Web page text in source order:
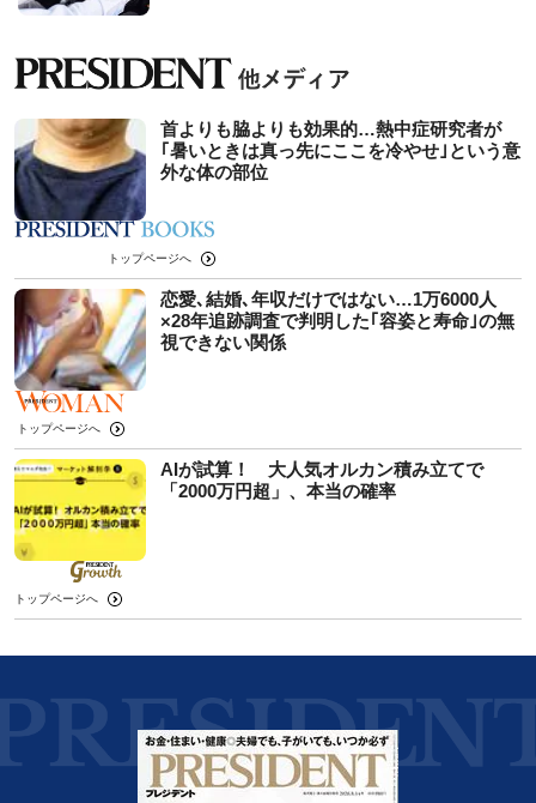
首よりも脇よりも効果的…熱中症研究者が
｢暑いときは真っ先にここを冷やせ｣という意
外な体の部位
トップページへ
恋愛､結婚､年収だけではない…1万6000人
×28年追跡調査で判明した｢容姿と寿命｣の無
視できない関係
トップページへ
AIが試算！ 大人気オルカン積み立てで
「2000万円超」、本当の確率
トップページへ